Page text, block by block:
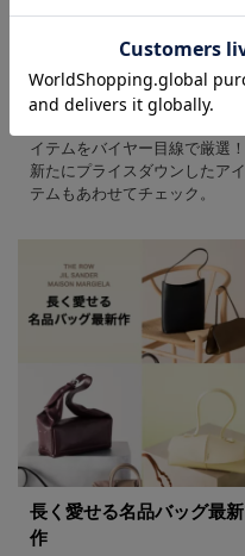
買い足しリスト
イテムをバイヤー目線で厳選！
新たにプライスダウンしたアイ
テムもあわせてチェック。
長く愛せる名品バッグ最新
作